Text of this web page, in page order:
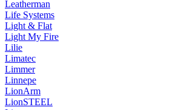
Leatherman
Life Systems
Light & Flat
Light My Fire
Lilie
Limatec
Limmer
Linnepe
LionArm
LionSTEEL